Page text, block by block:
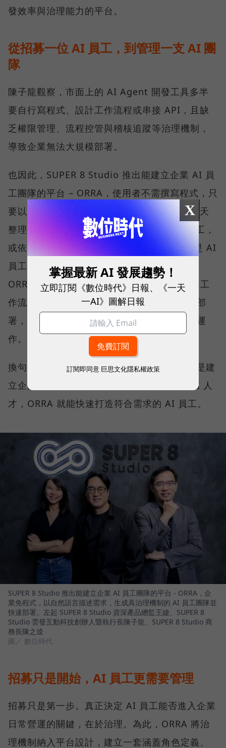
發效率與治理能力的平台。
從招募一位 AI 員工，到管理一支 AI 團
隊
陳子龍觀察，市面上的 AI Agent 開發工具多半
要自行寫程式、設計工作流程或串接 API，且缺
乏權限管理、流程控管與稽核追蹤等治理機制，
導致企業無法大規模部署。
也因此，SUPER 8 Studio 推出能建立企業 AI 員
工團隊的平台 – ORRA，使用者不需撰寫程式，只
要以自然語言描述需求，例如：我需要一個每天
整理競品動態、9 點前發到通訊軟體的 AI 員工，
或依照 ORRA 平台引導回答三個問題，也就是 AI
員工的權責範圍、日常工作內容及角色定義，
ORRA 就會生成一個已經設定好角色、權限與工
作流程的 AI 員工，並於半小時內完成調校與部
署，且每位 AI 員工都能在相同的治理框架下運
作。
換句話說，ORRA 不是 Agent 開發工具，而是建
立企業 AI 團隊的平台。企業需要什麼樣的 AI 人
才，ORRA 就能快速打造符合需求的 AI 員工。
SUPER 8 Studio 推出能建立企業 AI 員工團隊的平台 - ORRA，企
業免程式，以自然語言描述需求，生成具治理機制的 AI 員工團隊並
快速部署。左起 SUPER 8 Studio 資深產品總監王婕、SUPER 8
Studio 雲發互動科技創辦人暨執行長陳子龍、SUPER 8 Studio 商
務長陳之逵
圖／ 數位時代
招募只是開始，AI 員工更需要管理
招募只是第一步。真正決定 AI 員工能否進入企業
日常營運的關鍵，在於治理。為此，ORRA 將治
理機制納入平台設計，建立一套涵蓋角色定義、
X
掌握最新 AI 發展趨勢！
立即訂閱《數位時代》日報、《一天
一AI》圖解日報
訂閱即同意 巨思文化隱私權政策